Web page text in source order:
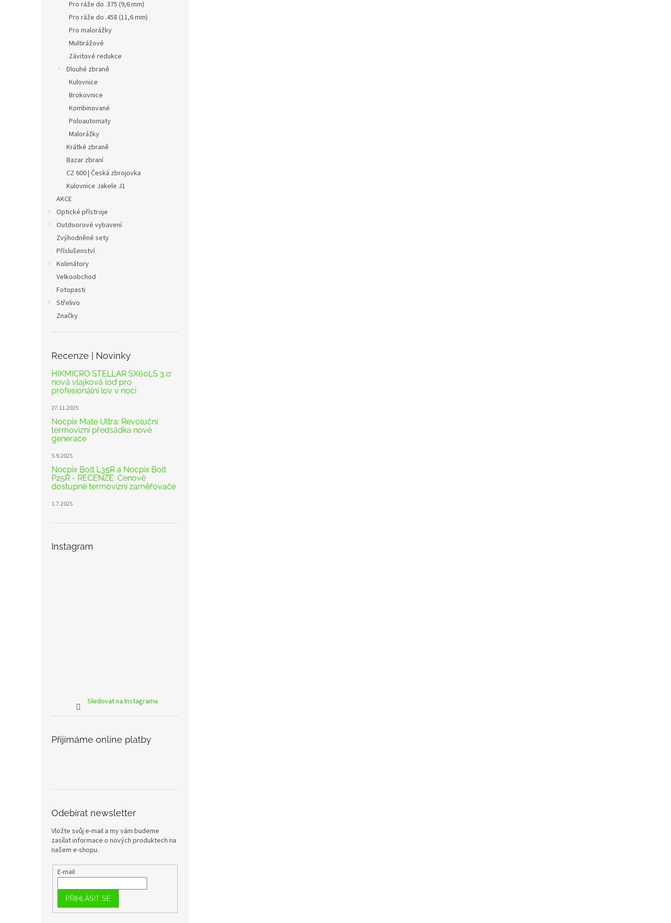
Pro ráže do .375 (9,6 mm)
Pro ráže do .458 (11,6 mm)
Pro malorážky
Multirážové
Závitové redukce
Dlouhé zbraně
Kulovnice
Brokovnice
Kombinované
Poloautomaty
Malorážky
Krátké zbraně
Bazar zbraní
CZ 600 | Česká zbrojovka
Kulovnice Jakele J1
AKCE
Optické přístroje
Outdoorové vybavení
Zvýhodněné sety
Příslušenství
Kolimátory
Velkoobchod
Fotopasti
Střelivo
Značky
Recenze | Novinky
HIKMICRO STELLAR SX60LS 3.0:
nová vlajková loď pro
profesionální lov v noci
27.11.2025
Nocpix Mate Ultra: Revoluční
termovizní předsádka nové
generace
5.9.2025
Nocpix Bolt L35R a Nocpix Bolt
P25R - RECENZE: Cenově
dostupné termovizní zaměřovače
1.7.2025
Instagram
Sledovat na Instagramu
Přijímáme online platby
Odebírat newsletter
Vložte svůj e-mail a my vám budeme
zasílat informace o nových produktech na
našem e-shopu.
E-mail
PŘIHLÁSIT SE